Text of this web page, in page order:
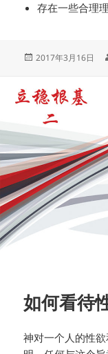
存在一些合理
发
2017年3月16日
如何看待
神对一个人的性